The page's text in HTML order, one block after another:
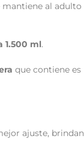
mantiene al adulto
1.500 ml.
que contiene es
ajuste, brindan